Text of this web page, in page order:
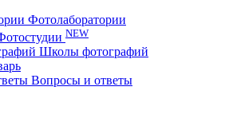
Фотолаборатории
NEW
Школы фотографий
Вопросы и ответы